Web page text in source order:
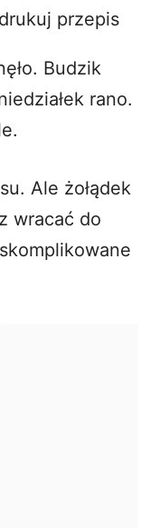
przepis
Budzik
rano.
Ale żołądek
wracać do